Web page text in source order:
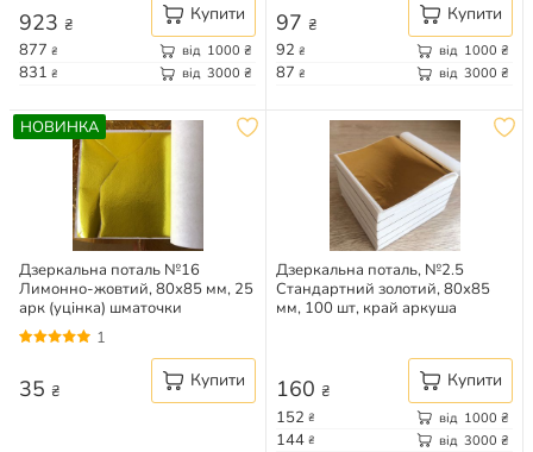
923 ₴ Купити
877 ₴ від 1000 ₴
831 ₴ від 3000 ₴
97 ₴ Купити
92 ₴ від 1000 ₴
87 ₴ від 3000 ₴
НОВИНКА
Дзеркальна поталь №16
Лимонно-жовтий, 80х85 мм, 25
арк (уцінка) шматочки
1
35 ₴ Купити
Дзеркальна поталь, №2.5
Стандартний золотий, 80х85
мм, 100 шт, край аркуша
160 ₴ Купити
152 ₴ від 1000 ₴
144 ₴ від 3000 ₴